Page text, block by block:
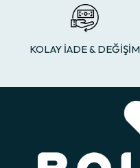
KOLAY İADE & DEĞİŞİM